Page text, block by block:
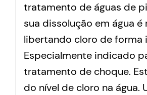
tratamento de águas de
sua dissolução em água é
libertando cloro de forma
Especialmente indicado
tratamento de choque.
do nível de cloro na água.